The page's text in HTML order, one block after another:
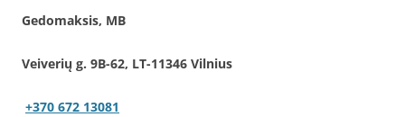
Gedomaksis, MB
Veiverių g. 9B-62, LT-11346 Vilnius
+370 672 13081